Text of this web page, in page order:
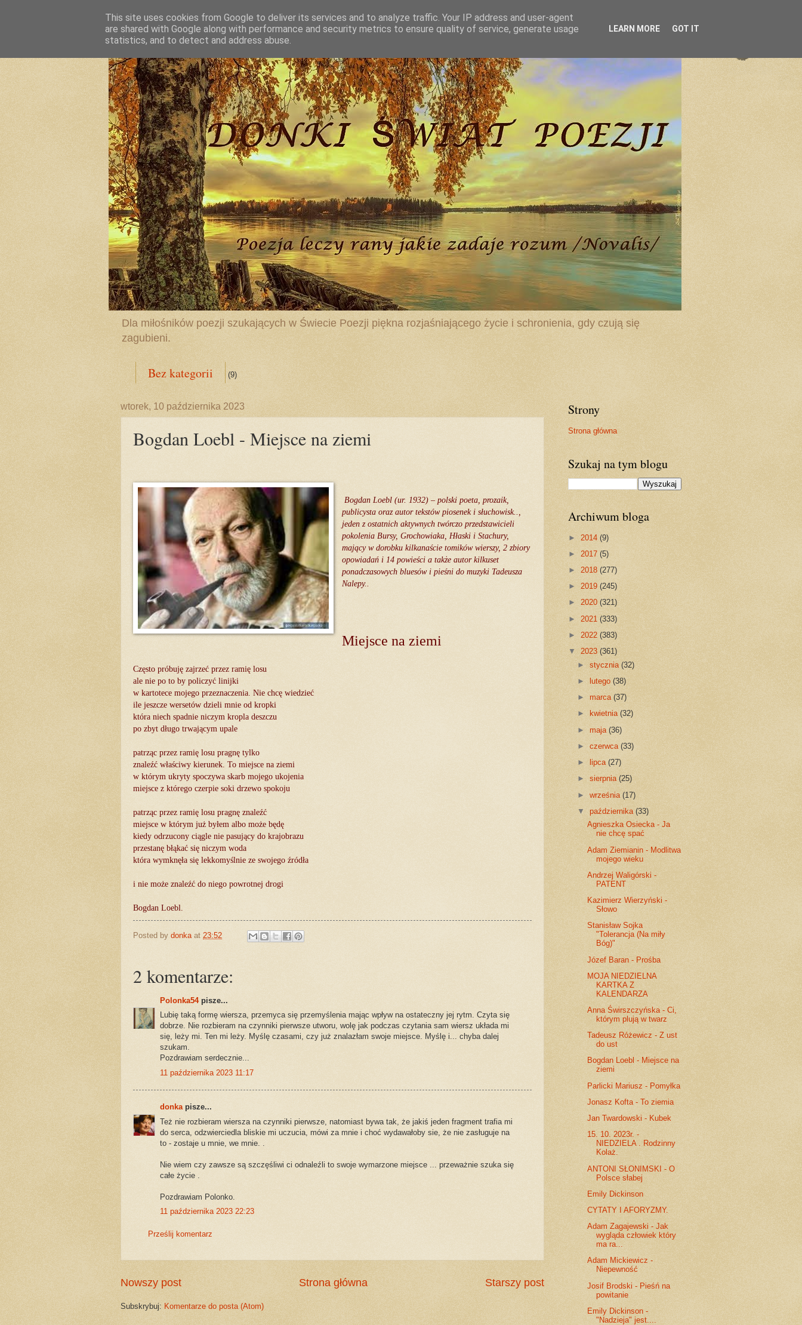
Dla miłośników poezji szukających w Świecie Poezji piękna rozjaśniającego życie i schronienia, gdy czują się
zagubieni.
Bez kategorii (9)
wtorek, 10 października 2023
Bogdan Loebl - Miejsce na ziemi
Bogdan Loebl (ur. 1932) – polski poeta, prozaik,
publicysta oraz autor tekstów piosenek i słuchowisk..,
jeden z ostatnich aktywnych twórczo przedstawicieli
pokolenia Bursy, Grochowiaka, Hłaski i Stachury,
mający w dorobku kilkanaście tomików wierszy, 2 zbiory
opowiadań i 14 powieści a także autor kilkuset
ponadczasowych bluesów i pieśni do muzyki Tadeusza
Nalepy..
Miejsce na ziemi
Często próbuję zajrzeć przez ramię losu
ale nie po to by policzyć linijki
w kartotece mojego przeznaczenia. Nie chcę wiedzieć
ile jeszcze wersetów dzieli mnie od kropki
która niech spadnie niczym kropla deszczu
po zbyt długo trwającym upale
patrząc przez ramię losu pragnę tylko
znaleźć właściwy kierunek. To miejsce na ziemi
w którym ukryty spoczywa skarb mojego ukojenia
miejsce z którego czerpie soki drzewo spokoju
patrząc przez ramię losu pragnę znaleźć
miejsce w którym już byłem albo może będę
kiedy odrzucony ciągle nie pasujący do krajobrazu
przestanę błąkać się niczym woda
która wymknęła się lekkomyślnie ze swojego źródła
i nie może znaleźć do niego powrotnej drogi
Bogdan Loebl.
Posted by donka at 23:52
2 komentarze:
Polonka54pisze...
Lubię taką formę wiersza, przemyca się przemyślenia mając wpływ na ostateczny jej rytm. Czyta się
dobrze. Nie rozbieram na czynniki pierwsze utworu, wolę jak podczas czytania sam wiersz układa mi
się, leży mi. Ten mi leży. Myślę czasami, czy już znalazłam swoje miejsce. Myślę i... chyba dalej
szukam.
Pozdrawiam serdecznie...
11 października 2023 11:17
donkapisze...
Też nie rozbieram wiersza na czynniki pierwsze, natomiast bywa tak, że jakiś jeden fragment trafia mi
do serca, odzwierciedla bliskie mi uczucia, mówi za mnie i choć wydawałoby sie, że nie zasługuje na
to - zostaje u mnie, we mnie. .
Nie wiem czy zawsze są szczęśliwi ci odnaleźli to swoje wymarzone miejsce ... przeważnie szuka się
całe życie .
Pozdrawiam Polonko.
11 października 2023 22:23
Prześlij komentarz
Nowszy post Starszy post
Strona główna
Subskrybuj: Komentarze do posta (Atom)
Strony
Strona główna
Szukaj na tym blogu
Archiwum bloga
► 2014 (9)
► 2017 (5)
► 2018 (277)
► 2019 (245)
► 2020 (321)
► 2021 (333)
► 2022 (383)
▼ 2023 (361)
►stycznia(32)
►
lutego(38)
►marca(37)
►
kwietnia(32)
►maja(36)
►czerwca(33)
►
lipca(27)
►sierpnia(25)
►września(17)
▼października(33)
Agnieszka Osiecka - Ja
nie chcę spać
Adam Ziemianin - Modlitwa
mojego wieku
Andrzej Waligórski -
PATENT
Kazimierz Wierzyński -
Słowo
Stanisław Sojka
"Tolerancja (Na miły
Bóg)"
Józef Baran - Prośba
MOJA NIEDZIELNA
KARTKA Z
KALENDARZA
Anna Świrszczyńska - Ci,
którym plują w twarz
Tadeusz Różewicz - Z ust
do ust
Bogdan Loebl - Miejsce na
ziemi
Parlicki Mariusz - Pomyłka
Jonasz Kofta - To ziemia
Jan Twardowski - Kubek
15. 10. 2023r. -
NIEDZIELA . Rodzinny
Kolaż.
ANTONI SŁONIMSKI - O
Polsce słabej
Emily Dickinson
CYTATY I AFORYZMY.
Adam Zagajewski - Jak
wygląda człowiek który
ma ra...
Adam Mickiewicz -
Niepewność
Josif Brodski - Pieśń na
powitanie
Emily Dickinson -
"Nadzieja" jest....
This site uses cookies from Google to deliver its services and to analyze traffic. Your IP address and user-agent
are shared with Google along with performance and security metrics to ensure quality of service, generate usage
statistics, and to detect and address abuse.
LEARN MORE GOT IT